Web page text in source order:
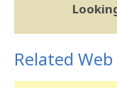
Related Web